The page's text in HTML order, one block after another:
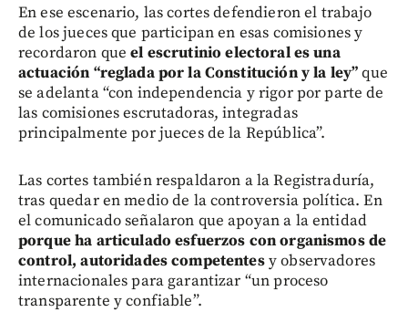
En ese escenario, las cortes defendieron el trabajo
de los jueces que participan en esas comisiones y
recordaron queel escrutinio electoral es una
actuación “reglada por la Constitución y la ley”que
se adelanta “con independencia y rigor por parte de
las comisiones escrutadoras, integradas
principalmente por jueces de la República”.
Las cortes también respaldaron a la Registraduría,
tras quedar en medio de la controversia política. En
el comunicado señalaron que apoyan a la entidad
porque ha articulado esfuerzos con organismos de
control, autoridades competentesy observadores
internacionales para garantizar “un proceso
transparente y confiable”.